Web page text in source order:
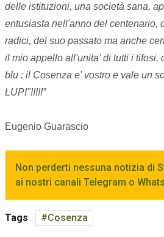
delle istituzioni, una società sana,
entusiasta nell'anno del centenario,
radici, del suo passato ma anche
il mio appello all'unita’ di tutti i tifosi,
blu : il Cosenza e' vostro e vale un
LUPI"!!!!!”
Eugenio Guarascio
Non perderti nessuna notizia di
ai nostri canali Telegram o
Tags Cosenza